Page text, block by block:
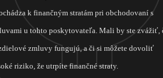
k finančným stratám pri obchodovaní s
u tohto poskytovateľa. Mali by ste zvážiť,
zmluvy fungujú, a či si môžete dovoliť
riziko, že utrpíte finančné straty.